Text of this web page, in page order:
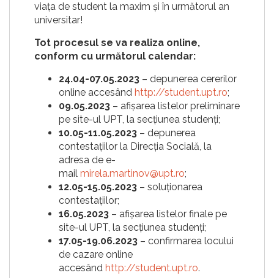
viața de student la maxim și în următorul an
universitar!
Tot procesul se va realiza online,
conform cu următorul calendar:
24.04-07.05.2023 – depunerea cererilor
online accesând http://student.upt.ro;
09.05.2023 – afișarea listelor preliminare
pe site-ul UPT, la secțiunea studenți;
10.05-11.05.2023 – depunerea
contestațiilor la Direcția Socială, la
adresa de e-
mail mirela.martinov@upt.ro;
12.05-15.05.2023 – soluționarea
contestațiilor;
16.05.2023 – afișarea listelor finale pe
site-ul UPT, la secțiunea studenți;
17.05-19.06.2023 – confirmarea locului
de cazare online
accesând http://student.upt.ro.